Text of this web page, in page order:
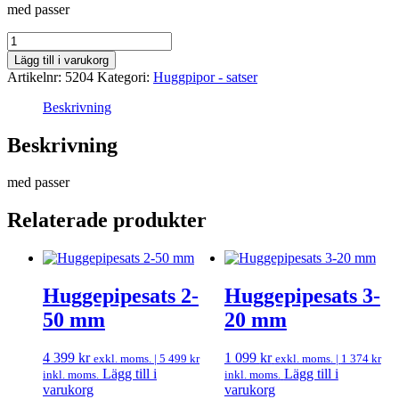
med passer
Huggepipesats
3-
30
m.
mängd
Lägg till i varukorg
Artikelnr: 5204 Kategori: Huggpipor - satser
Beskrivning
Beskrivning
med passer
Relaterade produkter
Huggepipesats 2-
50 mm
4 399 kr exkl. moms. | 5 499 kr
inkl. moms. Lägg till i
varukorg
Huggepipesats 3-
20 mm
1 099 kr exkl. moms. | 1 374 kr
inkl. moms. Lägg till i
varukorg